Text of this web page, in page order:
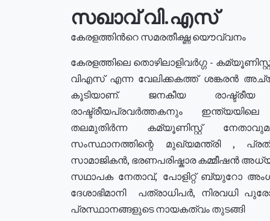
സഖാവ് വി.എസ്
കേരളത്തിൻറെ സമരതീക്ഷ്ണ യൌവ്വനം
കേരളത്തിലെ തൊഴിലാളിവർഗ്ഗ -
വിഎസ് എന്ന വേലിക്കകത്ത് ശങ്കരൻ
കൂടിയാണ്. ജനകീയ
രാഷ്ട്രീയപ്രവർത്തകനും ഇന്ത്യയിലെ
തലമുതിർന്ന കമ്യൂണിസ്റ്റ്
സംസ്ഥാനത്തിന്റെ മുഖ്യമന്ത്രി ,
സാമാജികൻ, ഭരണപരിഷ്കാര കമ്മീഷൻ
സഥാപക നേതാവ്, പോളിറ്റ് ബ്യുറോ
ദേശാഭിമാനി പത്രാധിപർ, നിരവധി
പ്രസ്ഥാനങ്ങളുടെ നായകത്വം തുടങ്ങി